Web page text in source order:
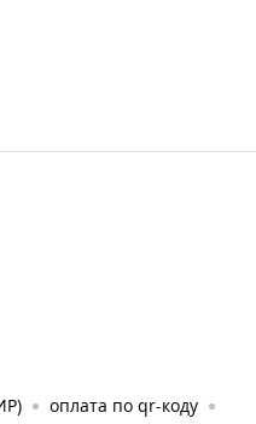
оплата по qr-коду